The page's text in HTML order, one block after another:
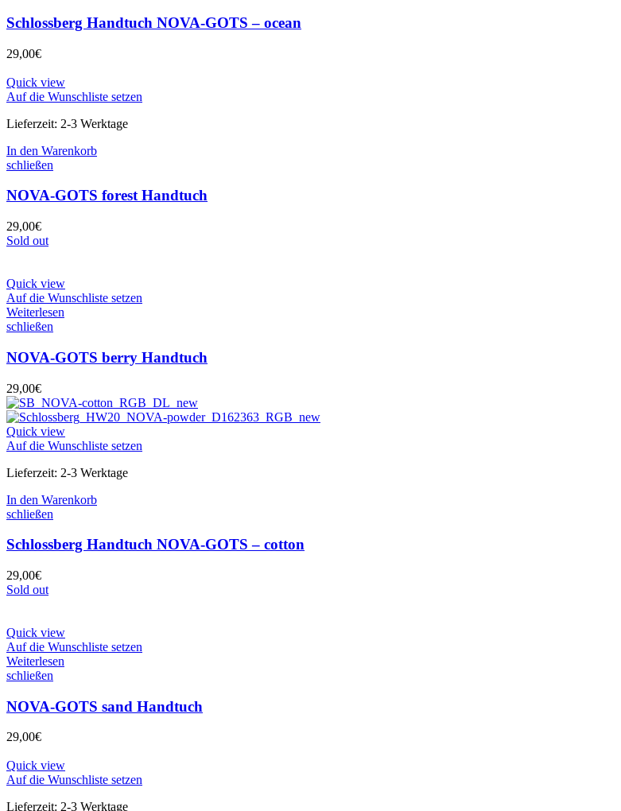
Schlossberg Handtuch NOVA-GOTS – ocean
29,00€
Quick view
Auf die Wunschliste setzen
Lieferzeit: 2-3 Werktage
In den Warenkorb
schließen
NOVA-GOTS forest Handtuch
29,00€
Sold out
Quick view
Auf die Wunschliste setzen
Weiterlesen
schließen
NOVA-GOTS berry Handtuch
29,00€
Quick view
Auf die Wunschliste setzen
Lieferzeit: 2-3 Werktage
In den Warenkorb
schließen
Schlossberg Handtuch NOVA-GOTS – cotton
29,00€
Sold out
Quick view
Auf die Wunschliste setzen
Weiterlesen
schließen
NOVA-GOTS sand Handtuch
29,00€
Quick view
Auf die Wunschliste setzen
Lieferzeit: 2-3 Werktage